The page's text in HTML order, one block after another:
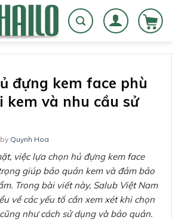
đựng kem face phù
kem và nhu cầu sử
by Quynh Hoa
việc lựa chọn hủ đựng kem face
giúp bảo quản kem và đảm bảo
Trong bài viết này, Salub Việt Nam
về các yếu tố cần xem xét khi chọn
như cách sử dụng và bảo quản.